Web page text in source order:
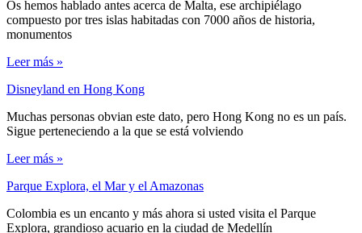
Os hemos hablado antes acerca de Malta, ese archipiélago
compuesto por tres islas habitadas con 7000 años de historia,
monumentos
Leer más »
Disneyland en Hong Kong
Muchas personas obvian este dato, pero Hong Kong no es un país.
Sigue perteneciendo a la que se está volviendo
Leer más »
Parque Explora, el Mar y el Amazonas
Colombia es un encanto y más ahora si usted visita el Parque
Explora, grandioso acuario en la ciudad de Medellín